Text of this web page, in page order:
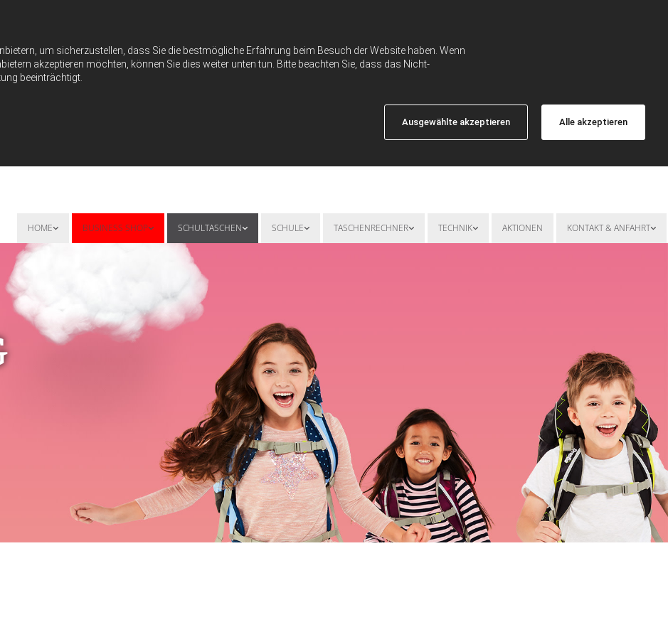
um sicherzustellen, dass Sie die bestmögliche Erfahrung beim Besuch der Website haben. Wenn
akzeptieren möchten, können Sie dies weiter unten tun. Bitte beachten Sie, dass das Nicht-
beeinträchtigt.
Ausgewählte akzeptieren Alle akzeptieren
HOME BUSINESS SHOP SCHULTASCHEN SCHULE TASCHENRECHNER TECHNIK AKTIONEN KONTAKT & ANFAHRT